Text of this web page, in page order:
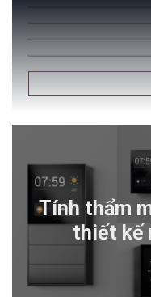
Tính thẩm
thiết kế